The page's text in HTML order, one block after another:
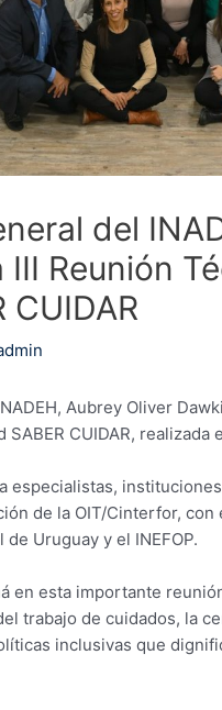
del
III Reunión
CUIDAR
Aubrey Oliver
SABER CUIDAR, realizada
especialistas,
de la OIT/Cinterfor,
Uruguay y el INEFOP.
en esta importante
trabajo de cuidados, la
inclusivas que